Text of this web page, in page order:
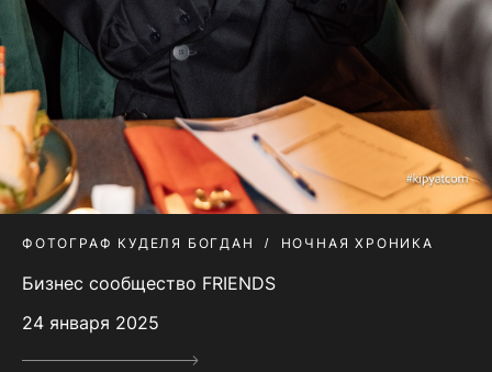
ФОТОГРАФ КУДЕЛЯ БОГДАН НОЧНАЯ ХРОНИКА
Бизнес сообщество FRIENDS
24 января 2025